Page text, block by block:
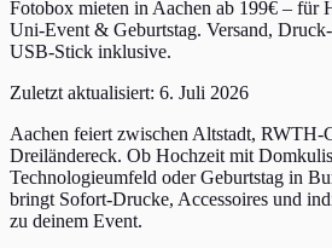
Fotobox mieten in Aachen ab 199€ – für
Uni-Event & Geburtstag. Versand,
USB-Stick inklusive.
Zuletzt aktualisiert: 6. Juli 2026
Aachen feiert zwischen Altstadt, RWTH-
Dreiländereck. Ob Hochzeit mit
Technologieumfeld oder Geburtstag in
bringt Sofort-Drucke, Accessoires und
zu deinem Event.